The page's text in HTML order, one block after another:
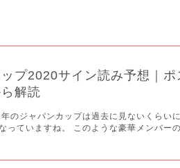
プ2020サイン読み予想｜ポ
ら解読
のジャパンカップは過去に見ないくらい
っていますね。 このような豪華メンバー